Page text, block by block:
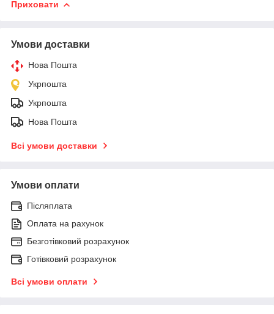
Приховати
Умови доставки
Нова Пошта
Укрпошта
Укрпошта
Нова Пошта
Всі умови доставки
Умови оплати
Післяплата
Оплата на рахунок
Безготівковий розрахунок
Готівковий розрахунок
Всі умови оплати